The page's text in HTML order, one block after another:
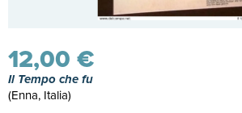
12,00 €
Il Tempo che fu
(Enna, Italia)